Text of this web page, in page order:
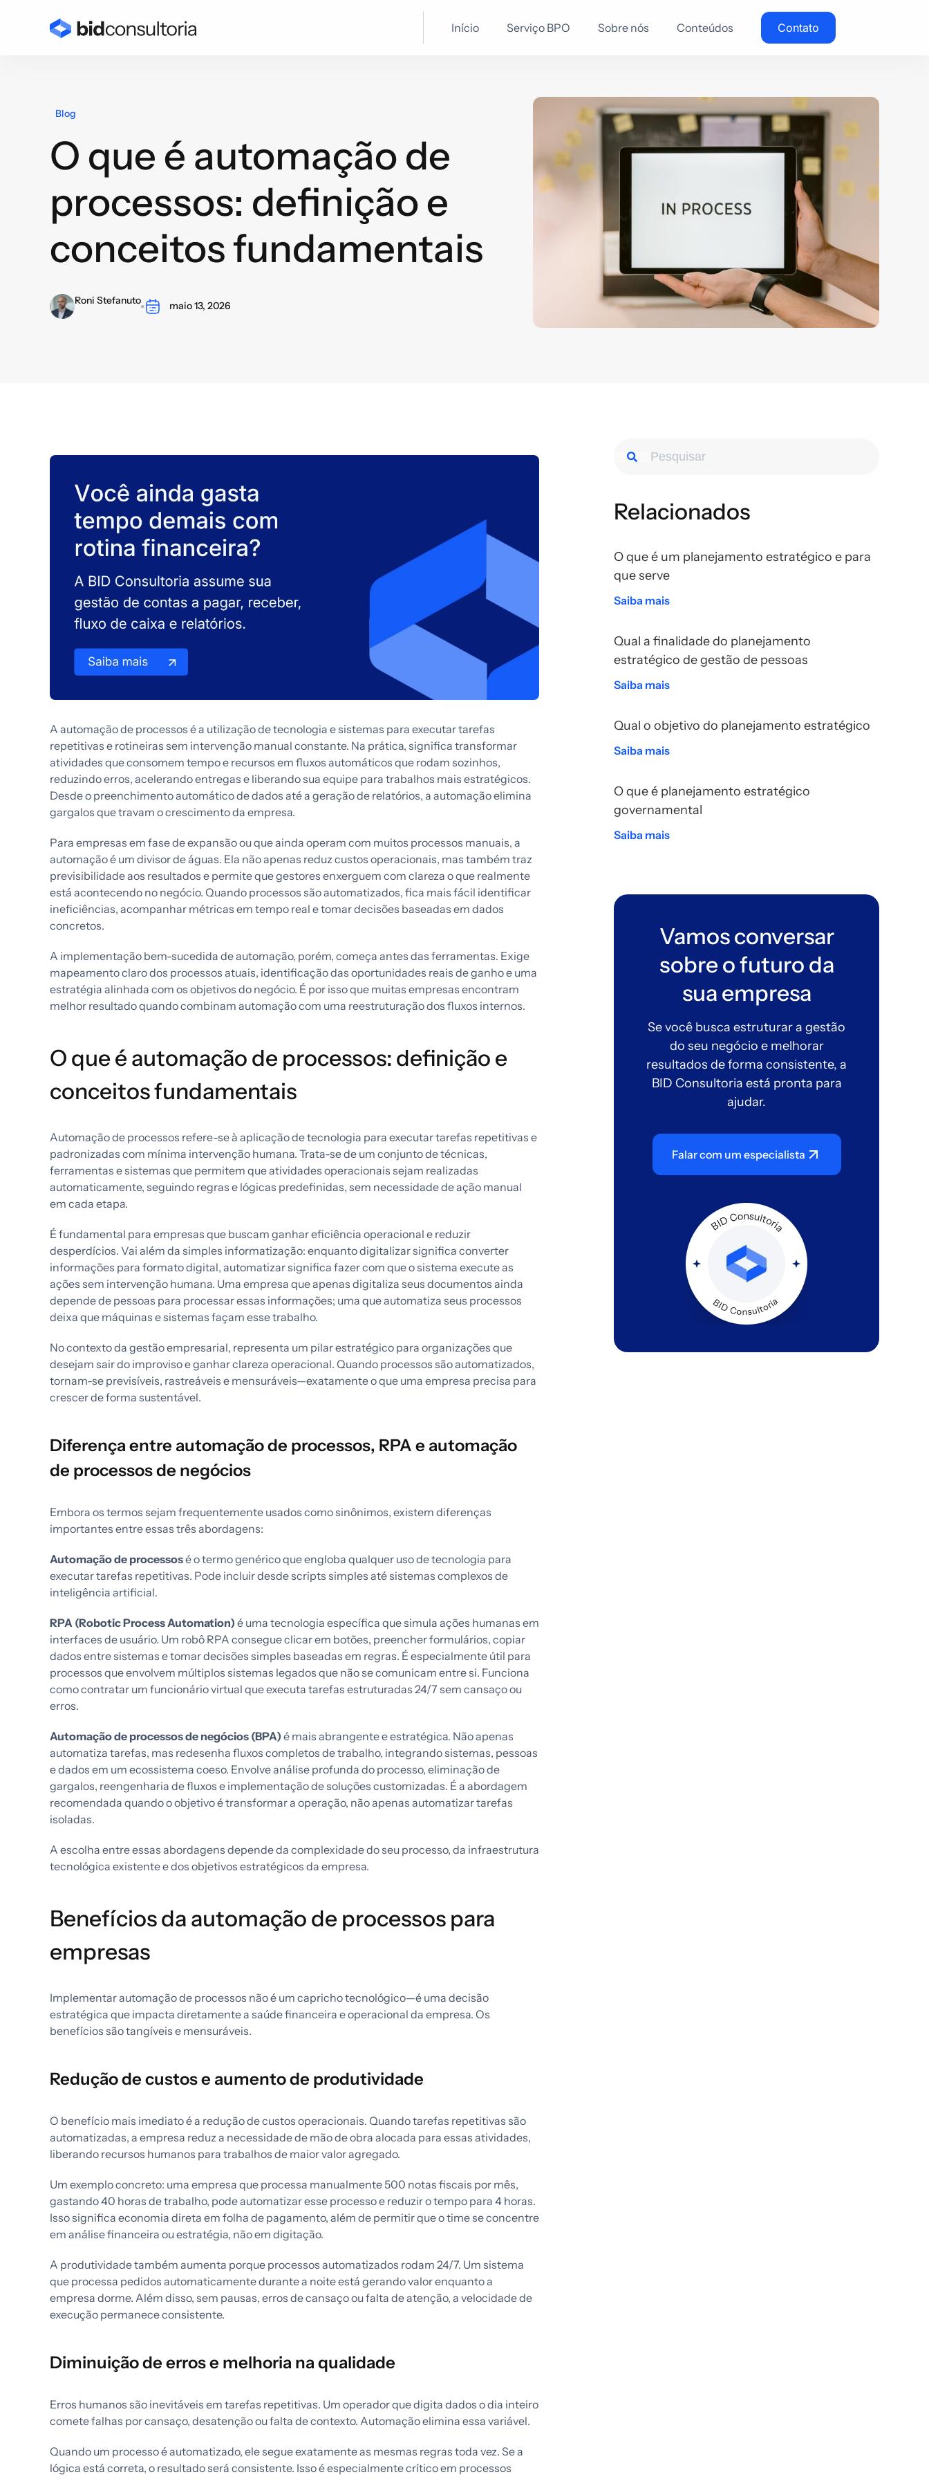
Início Serviço BPO Sobre nós Conteúdos Contato
Blog
O que é automação de
processos: definição e
conceitos fundamentais
Roni Stefanuto maio 13, 2026
A automação de processos é a utilização de tecnologia e sistemas para executar tarefas
repetitivas e rotineiras sem intervenção manual constante. Na prática, significa transformar
atividades que consomem tempo e recursos em fluxos automáticos que rodam sozinhos,
reduzindo erros, acelerando entregas e liberando sua equipe para trabalhos mais estratégicos.
Desde o preenchimento automático de dados até a geração de relatórios, a automação elimina
gargalos que travam o crescimento da empresa.
Para empresas em fase de expansão ou que ainda operam com muitos processos manuais, a
automação é um divisor de águas. Ela não apenas reduz custos operacionais, mas também traz
previsibilidade aos resultados e permite que gestores enxerguem com clareza o que realmente
está acontecendo no negócio. Quando processos são automatizados, fica mais fácil identificar
ineficiências, acompanhar métricas em tempo real e tomar decisões baseadas em dados
concretos.
A implementação bem-sucedida de automação, porém, começa antes das ferramentas. Exige
mapeamento claro dos processos atuais, identificação das oportunidades reais de ganho e uma
estratégia alinhada com os objetivos do negócio. É por isso que muitas empresas encontram
melhor resultado quando combinam automação com uma reestruturação dos fluxos internos.
O que é automação de processos: definição e
conceitos fundamentais
Automação de processos refere-se à aplicação de tecnologia para executar tarefas repetitivas e
padronizadas com mínima intervenção humana. Trata-se de um conjunto de técnicas,
ferramentas e sistemas que permitem que atividades operacionais sejam realizadas
automaticamente, seguindo regras e lógicas predefinidas, sem necessidade de ação manual
em cada etapa.
É fundamental para empresas que buscam ganhar eficiência operacional e reduzir
desperdícios. Vai além da simples informatização: enquanto digitalizar significa converter
informações para formato digital, automatizar significa fazer com que o sistema execute as
ações sem intervenção humana. Uma empresa que apenas digitaliza seus documentos ainda
depende de pessoas para processar essas informações; uma que automatiza seus processos
deixa que máquinas e sistemas façam esse trabalho.
No contexto da gestão empresarial, representa um pilar estratégico para organizações que
desejam sair do improviso e ganhar clareza operacional. Quando processos são automatizados,
tornam-se previsíveis, rastreáveis e mensuráveis—exatamente o que uma empresa precisa para
crescer de forma sustentável.
Diferença entre automação de processos, RPA e automação
de processos de negócios
Embora os termos sejam frequentemente usados como sinônimos, existem diferenças
importantes entre essas três abordagens:
Automação de processosé o termo genérico que engloba qualquer uso de tecnologia para
executar tarefas repetitivas. Pode incluir desde scripts simples até sistemas complexos de
inteligência artificial.
RPA (Robotic Process Automation)é uma tecnologia específica que simula ações humanas em
interfaces de usuário. Um robô RPA consegue clicar em botões, preencher formulários, copiar
dados entre sistemas e tomar decisões simples baseadas em regras. É especialmente útil para
processos que envolvem múltiplos sistemas legados que não se comunicam entre si. Funciona
como contratar um funcionário virtual que executa tarefas estruturadas 24/7 sem cansaço ou
erros.
Automação de processos de negócios (BPA)é mais abrangente e estratégica. Não apenas
automatiza tarefas, mas redesenha fluxos completos de trabalho, integrando sistemas, pessoas
e dados em um ecossistema coeso. Envolve análise profunda do processo, eliminação de
gargalos, reengenharia de fluxos e implementação de soluções customizadas. É a abordagem
recomendada quando o objetivo é transformar a operação, não apenas automatizar tarefas
isoladas.
A escolha entre essas abordagens depende da complexidade do seu processo, da infraestrutura
tecnológica existente e dos objetivos estratégicos da empresa.
Benefícios da automação de processos para
empresas
Implementar automação de processos não é um capricho tecnológico—é uma decisão
estratégica que impacta diretamente a saúde financeira e operacional da empresa. Os
benefícios são tangíveis e mensuráveis.
Redução de custos e aumento de produtividade
O benefício mais imediato é a redução de custos operacionais. Quando tarefas repetitivas são
automatizadas, a empresa reduz a necessidade de mão de obra alocada para essas atividades,
liberando recursos humanos para trabalhos de maior valor agregado.
Um exemplo concreto: uma empresa que processa manualmente 500 notas fiscais por mês,
gastando 40 horas de trabalho, pode automatizar esse processo e reduzir o tempo para 4 horas.
Isso significa economia direta em folha de pagamento, além de permitir que o time se concentre
em análise financeira ou estratégia, não em digitação.
A produtividade também aumenta porque processos automatizados rodam 24/7. Um sistema
que processa pedidos automaticamente durante a noite está gerando valor enquanto a
empresa dorme. Além disso, sem pausas, erros de cansaço ou falta de atenção, a velocidade de
execução permanece consistente.
Diminuição de erros e melhoria na qualidade
Erros humanos são inevitáveis em tarefas repetitivas. Um operador que digita dados o dia inteiro
comete falhas por cansaço, desatenção ou falta de contexto. Automação elimina essa variável.
Quando um processo é automatizado, ele segue exatamente as mesmas regras toda vez. Se a
lógica está correta, o resultado será consistente. Isso é especialmente crítico em processos
Relacionados
O que é um planejamento estratégico e para
que serve
Saiba mais
Qual a finalidade do planejamento
estratégico de gestão de pessoas
Saiba mais
Qual o objetivo do planejamento estratégico
Saiba mais
O que é planejamento estratégico
governamental
Saiba mais
Vamos conversar
sobre o futuro da
sua empresa
Se você busca estruturar a gestão
do seu negócio e melhorar
resultados de forma consistente, a
BID Consultoria está pronta para
ajudar.
Falar com um especialista